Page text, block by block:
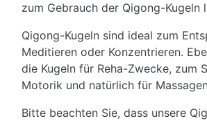
zum Gebrauch der Qigong-Kugeln
Qigong-Kugeln sind ideal zum
Meditieren oder Konzentrieren.
die Kugeln für Reha-Zwecke, zum
Motorik und natürlich für
Bitte beachten Sie, dass unsere